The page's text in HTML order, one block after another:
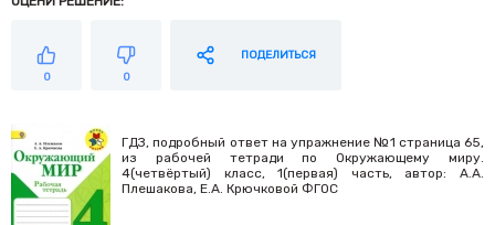
0 0
ПОДЕЛИТЬСЯ
ГДЗ, подробный ответ на упражнение №1 страница 65,
из рабочей тетради по Окружающему миру.
4(четвёртый) класс, 1(первая) часть, автор: А.А.
Плешакова, Е.А. Крючковой ФГОС